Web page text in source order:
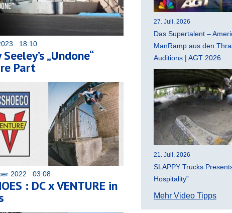
18:10
„Undone“
Part
2022 03:08
: DC x VENTURE in
27. Juli, 2026
Das Supertalent –
ManRamp aus den
Auditions | AGT 2026
21. Juli, 2026
SLAPPY Trucks
Hospitality”
Mehr Video Tipps